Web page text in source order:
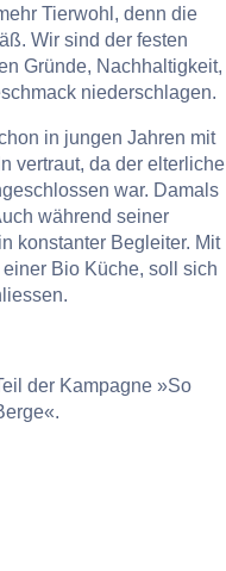
Tierwohl, denn die
Wir sind der festen
Gründe, Nachhaltigkeit,
niederschlagen.
in jungen Jahren mit
vertraut, da der elterliche
war. Damals
während seiner
konstanter Begleiter. Mit
Bio Küche, soll sich
der Kampagne »So